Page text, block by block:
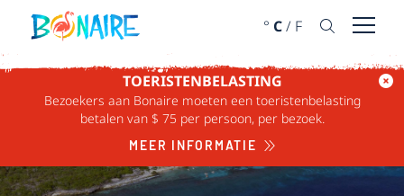
DOORGAAN NAAR ARTIKEL
° C/ F Menu
TOERISTENBELASTING
Bezoekers aan Bonaire moeten een toeristenbelasting
betalen van $ 75 per persoon, per bezoek.
MEER INFORMATIE
PLAYA FRANS